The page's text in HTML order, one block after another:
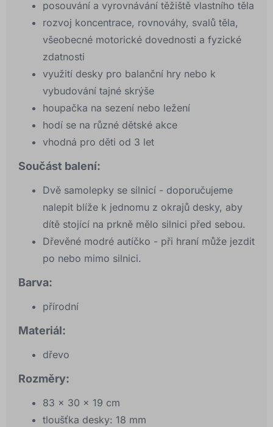
posouvání a vyrovnávání těžiště vlastního těla
rozvoj koncentrace, rovnováhy, svalů těla,
všeobecné motorické dovednosti a fyzické
zdatnosti
využití desky pro balanční hry nebo k
vybudování tajné skrýše
houpačka na sezení nebo ležení
hodí se na různé dětské akce
vhodná pro děti od 3 let
Součást balení:
Dvě samolepky se silnicí - doporučujeme
nalepit blíže k jednomu z okrajů desky, aby
dítě stojící na prkně mělo silnici před sebou.
Dřevěné modré autíčko - při hraní může jezdit
po nebo mimo silnici.
Barva:
přírodní
Materiál:
dřevo
Rozměry:
83 x 30 x 19 cm
tloušťka desky: 18 mm